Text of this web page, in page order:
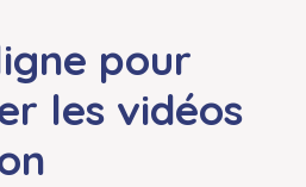
pour
les vidéos